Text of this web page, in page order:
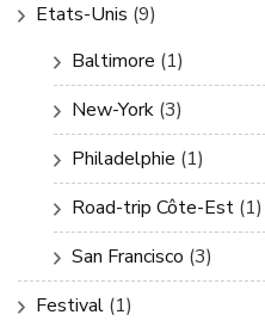
Etats-Unis (9)
Baltimore (1)
New-York (3)
Philadelphie (1)
Road-trip Côte-Est (1)
San Francisco (3)
Festival (1)